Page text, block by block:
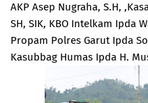
AKP Asep Nugraha, S.H,
SH, SIK, KBO Intelkam Ipda
Propam Polres Garut Ipda
Kasubbag Humas Ipda H.